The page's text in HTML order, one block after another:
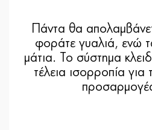
Πάντα θα
φοράτε γυαλιά, ενώ
μάτια. Το σύστημα
τέλεια ισορροπία